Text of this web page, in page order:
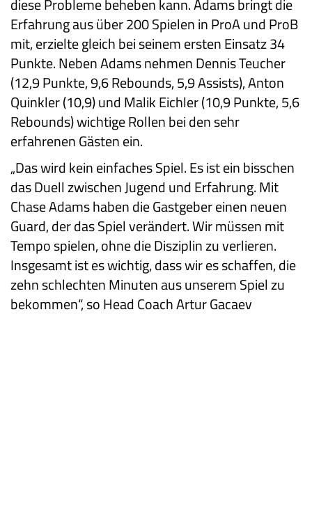
diese Probleme beheben kann. Adams bringt die
Erfahrung aus über 200 Spielen in ProA und ProB
mit, erzielte gleich bei seinem ersten Einsatz 34
Punkte. Neben Adams nehmen Dennis Teucher
(12,9 Punkte, 9,6 Rebounds, 5,9 Assists), Anton
Quinkler (10,9) und Malik Eichler (10,9 Punkte, 5,6
Rebounds) wichtige Rollen bei den sehr
erfahrenen Gästen ein.
„Das wird kein einfaches Spiel. Es ist ein bisschen
das Duell zwischen Jugend und Erfahrung. Mit
Chase Adams haben die Gastgeber einen neuen
Guard, der das Spiel verändert. Wir müssen mit
Tempo spielen, ohne die Disziplin zu verlieren.
Insgesamt ist es wichtig, dass wir es schaffen, die
zehn schlechten Minuten aus unserem Spiel zu
bekommen“, so Head Coach Artur Gacaev